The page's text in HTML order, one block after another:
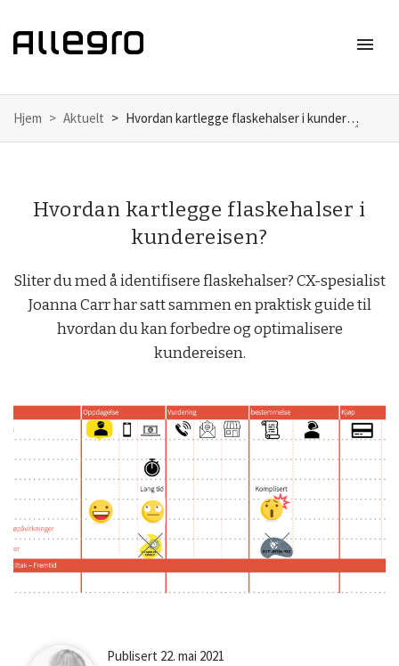
menu
Hjem Aktuelt Hvordan kartlegge flaskehalser i kundereisen?
Hvordan kartlegge flaskehalser i
kundereisen?
Sliter du med å identifisere flaskehalser? CX-spesialist
Joanna Carr har satt sammen en praktisk guide til
hvordan du kan forbedre og optimalisere
kundereisen.
Bilde
Publisert 22. mai 2021